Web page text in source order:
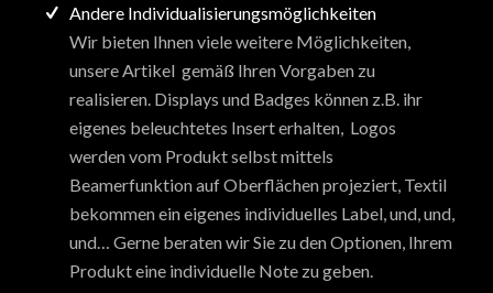
Andere Individualisierungsmöglichkeiten
Wir bieten Ihnen viele weitere Möglichkeiten,
unsere Artikel gemäß Ihren Vorgaben zu
realisieren. Displays und Badges können z.B. ihr
eigenes beleuchtetes Insert erhalten, Logos
werden vom Produkt selbst mittels
Beamerfunktion auf Oberflächen projeziert, Textil
bekommen ein eigenes individuelles Label, und, und,
und… Gerne beraten wir Sie zu den Optionen, Ihrem
Produkt eine individuelle Note zu geben.